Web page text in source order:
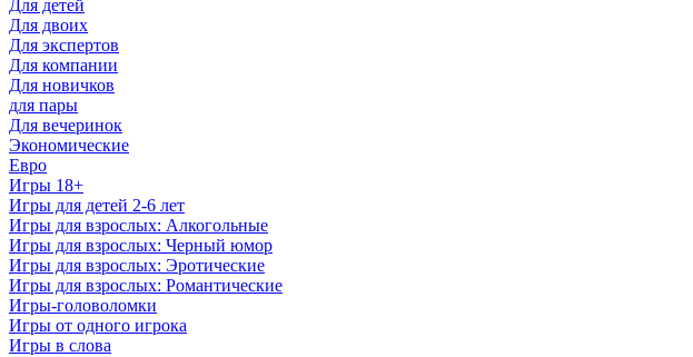
Для детей
Для двоих
Для экспертов
Для компании
Для новичков
для пары
Для вечеринок
Экономические
Евро
Игры 18+
Игры для детей 2-6 лет
Игры для взрослых: Алкогольные
Игры для взрослых: Черный юмор
Игры для взрослых: Эротические
Игры для взрослых: Романтические
Игры-головоломки
Игры от одного игрока
Игры в слова